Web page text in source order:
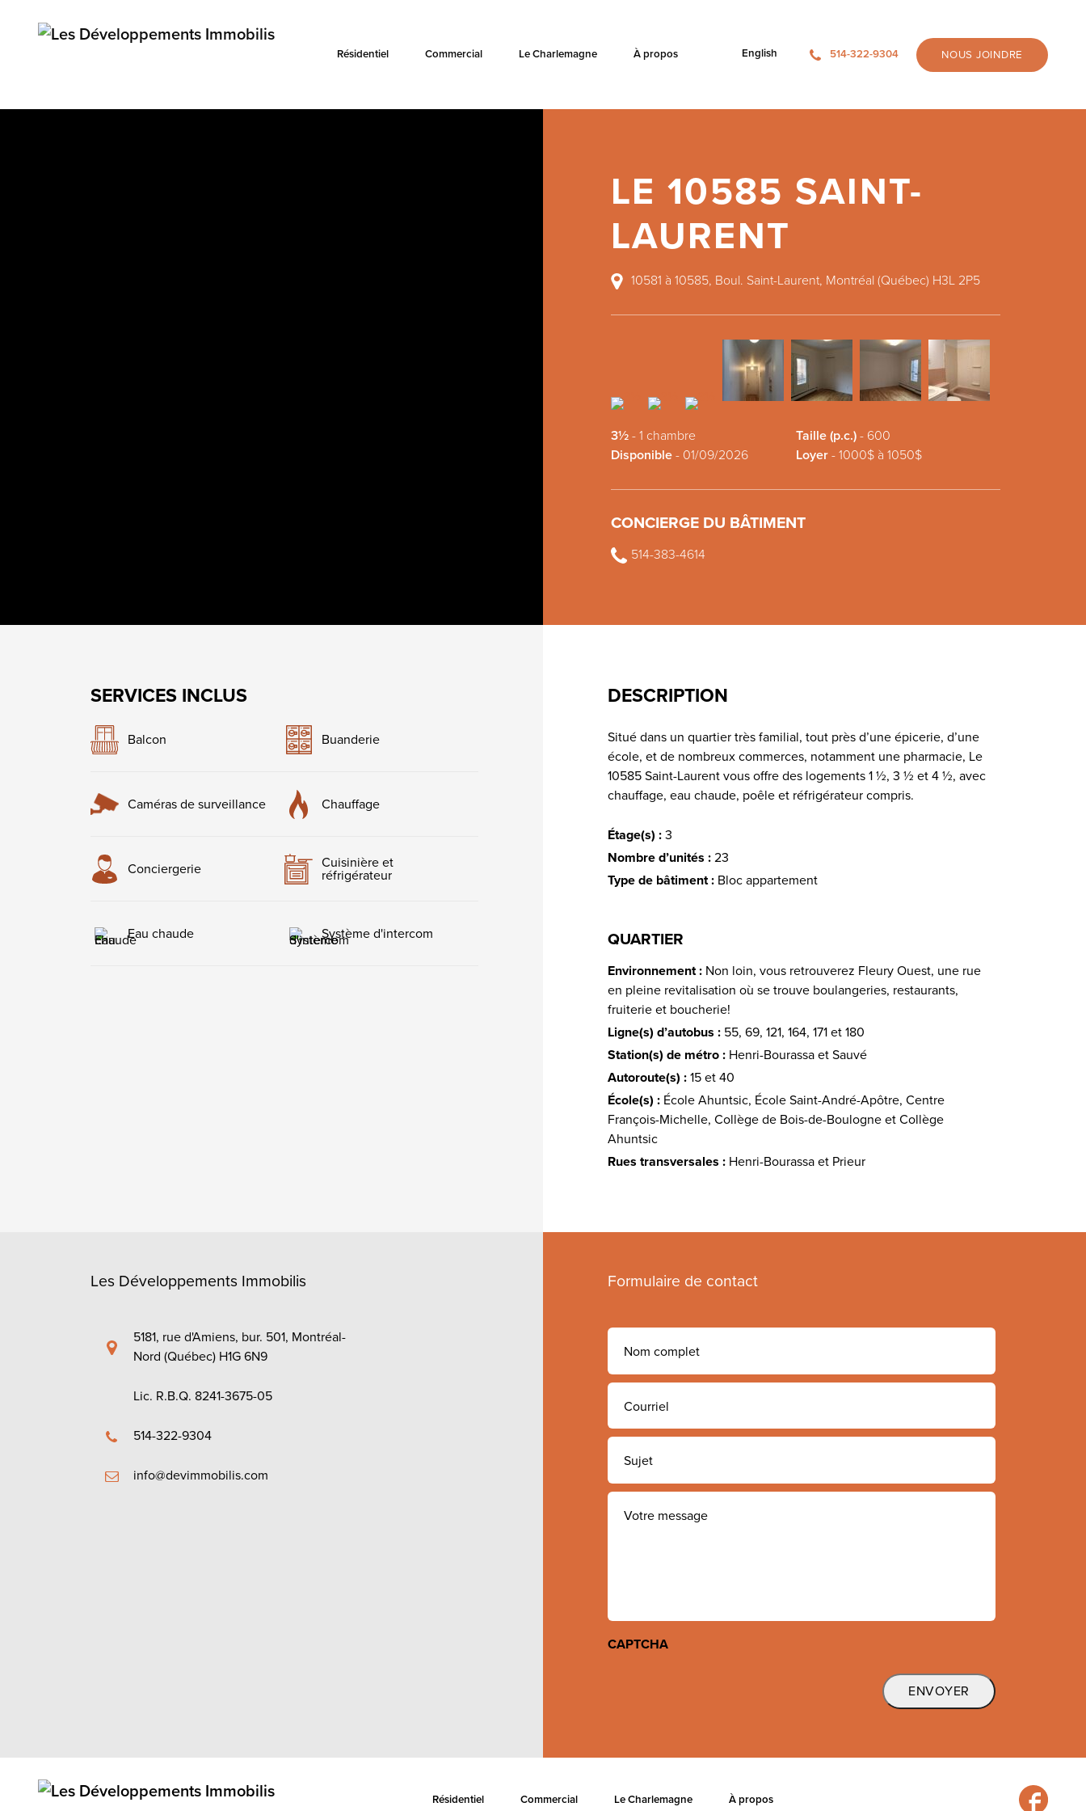
Résidentiel Commercial Le Charlemagne À propos English 514-322-9304 NOUS JOINDRE
LE 10585 SAINT-
LAURENT
10581 à 10585, Boul. Saint-Laurent, Montréal (Québec) H3L 2P5
3½ - 1 chambre Taille (p.c.) - 600
Disponible - 01/09/2026 Loyer - 1000$ à 1050$
CONCIERGE DU BÂTIMENT
514-383-4614
SERVICES INCLUS
Balcon Buanderie
Caméras de surveillance Chauffage
Conciergerie
Cuisinière et
réfrigérateur
Eau chaude Système d'intercom
DESCRIPTION
Situé dans un quartier très familial, tout près d’une épicerie, d’une
école, et de nombreux commerces, notamment une pharmacie, Le
10585 Saint-Laurent vous offre des logements 1 ½, 3 ½ et 4 ½, avec
chauffage, eau chaude, poêle et réfrigérateur compris.
Étage(s) : 3
Nombre d’unités : 23
Type de bâtiment : Bloc appartement
QUARTIER
Environnement : Non loin, vous retrouverez Fleury Ouest, une rue
en pleine revitalisation où se trouve boulangeries, restaurants,
fruiterie et boucherie!
Ligne(s) d’autobus : 55, 69, 121, 164, 171 et 180
Station(s) de métro : Henri-Bourassa et Sauvé
Autoroute(s) : 15 et 40
École(s) : École Ahuntsic, École Saint-André-Apôtre, Centre
François-Michelle, Collège de Bois-de-Boulogne et Collège
Ahuntsic
Rues transversales : Henri-Bourassa et Prieur
Les Développements Immobilis
5181, rue d'Amiens, bur. 501, Montréal-
Nord (Québec) H1G 6N9
Lic. R.B.Q. 8241-3675-05
514-322-9304
info@devimmobilis.com
Formulaire de contact
Nom
complet
E-
mail
Sujet
Votre
message
CAPTCHA
Résidentiel Commercial Le Charlemagne À propos